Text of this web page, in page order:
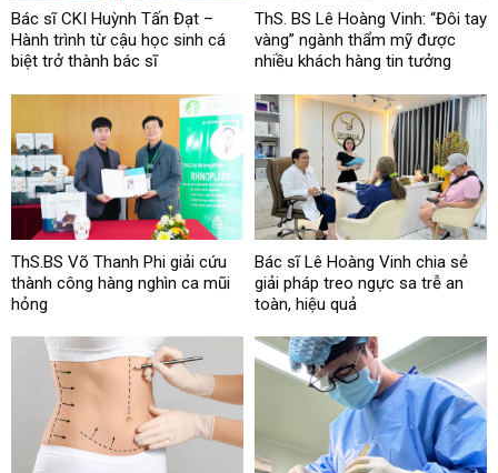
Bác sĩ CKI Huỳnh Tấn Đạt –
Hành trình từ cậu học sinh cá
biệt trở thành bác sĩ
ThS. BS Lê Hoàng Vinh: “Đôi tay
vàng” ngành thẩm mỹ được
nhiều khách hàng tin tưởng
ThS.BS Võ Thanh Phi giải cứu
thành công hàng nghìn ca mũi
hỏng
Bác sĩ Lê Hoàng Vinh chia sẻ
giải pháp treo ngực sa trễ an
toàn, hiệu quả